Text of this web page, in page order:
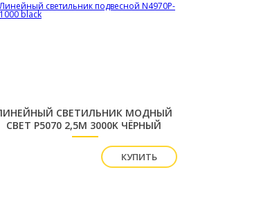
СВЕТИЛЬНИК МОДНЫЙ
СВЕТ P5070 2,5М 3000K ЧЁРНЫЙ
ПОДВЕСНОЙ
КУПИТЬ